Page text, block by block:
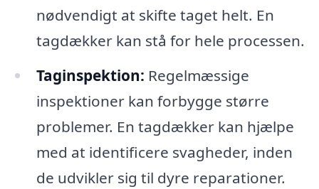
nødvendigt at skifte taget helt. En
tagdækker kan stå for hele processen.
Taginspektion: Regelmæssige
inspektioner kan forbygge større
problemer. En tagdækker kan hjælpe
med at identificere svagheder, inden
de udvikler sig til dyre reparationer.